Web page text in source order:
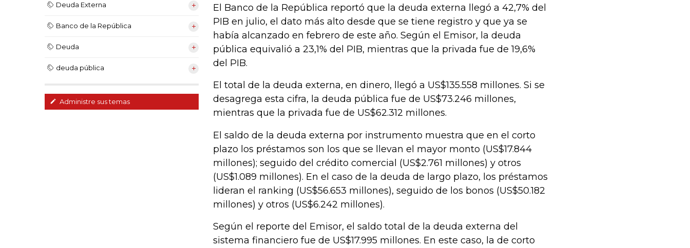
Deuda Externa
Banco de la República
Deuda
deuda pública
Administre sus temas
El Banco de la República reportó que la deuda externa llegó a 42,7% del
PIB en julio, el dato más alto desde que se tiene registro y que ya se
había alcanzado en febrero de este año. Según el Emisor, la deuda
pública equivalió a 23,1% del PIB, mientras que la privada fue de 19,6%
del PIB.
El total de la deuda externa, en dinero, llegó a US$135.558 millones. Si se
desagrega esta cifra, la deuda pública fue de US$73.246 millones,
mientras que la privada fue de US$62.312 millones.
El saldo de la deuda externa por instrumento muestra que en el corto
plazo los préstamos son los que se llevan el mayor monto (US$17.844
millones); seguido del crédito comercial (US$2.761 millones) y otros
(US$1.089 millones). En el caso de la deuda de largo plazo, los préstamos
lideran el ranking (US$56.653 millones), seguido de los bonos (US$50.182
millones) y otros (US$6.242 millones).
Según el reporte del Emisor, el saldo total de la deuda externa del
sistema financiero fue de US$17.995 millones. En este caso, la de corto